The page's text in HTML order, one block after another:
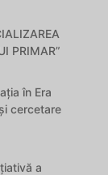
PRIMAR”
în Era
cercetare
a